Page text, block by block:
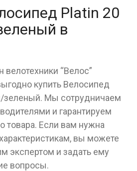
Platin 20
в
велотехники “Велос”
купить Велосипед
зеленый. Мы сотрудничаем
и гарантируем
товара. Если вам нужна
вы можете
экспертом и задать ему
вопросы.